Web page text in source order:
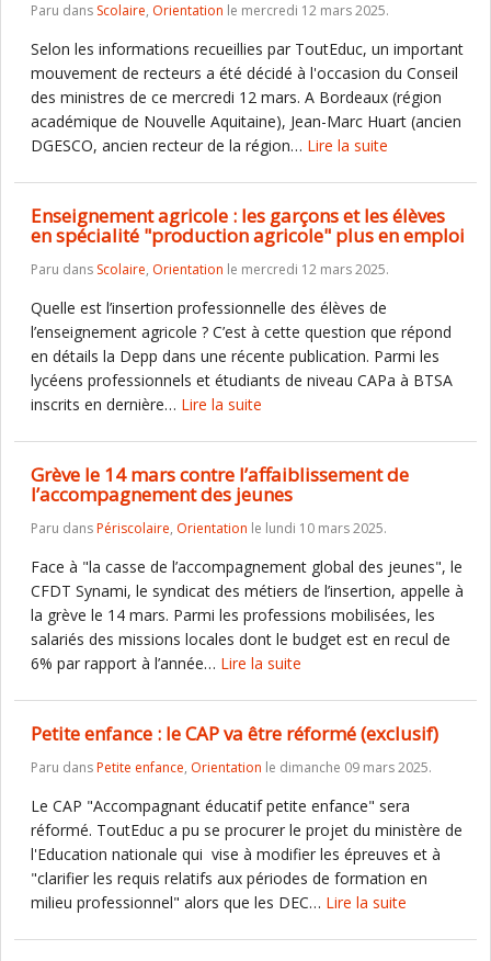
Paru dans Scolaire, Orientation le mercredi 12 mars 2025.
Selon les informations recueillies par ToutEduc, un important
mouvement de recteurs a été décidé à l'occasion du Conseil
des ministres de ce mercredi 12 mars. A Bordeaux (région
académique de Nouvelle Aquitaine), Jean-Marc Huart (ancien
DGESCO, ancien recteur de la région… Lire la suite
Enseignement agricole : les garçons et les élèves
en spécialité "production agricole" plus en emploi
Paru dans Scolaire, Orientation le mercredi 12 mars 2025.
Quelle est l’insertion professionnelle des élèves de
l’enseignement agricole ? C’est à cette question que répond
en détails la Depp dans une récente publication. Parmi les
lycéens professionnels et étudiants de niveau CAPa à BTSA
inscrits en dernière… Lire la suite
Grève le 14 mars contre l’affaiblissement de
l’accompagnement des jeunes
Paru dansPériscolaire, Orientation le lundi 10 mars 2025.
Face à "la casse de l’accompagnement global des jeunes", le
CFDT Synami, le syndicat des métiers de l’insertion, appelle à
la grève le 14 mars. Parmi les professions mobilisées, les
salariés des missions locales dont le budget est en recul de
6% par rapport à l’année… Lire la suite
Petite enfance : le CAP va être réformé (exclusif)
Paru dansPetite enfance, Orientation le dimanche 09 mars 2025.
Le CAP "Accompagnant éducatif petite enfance" sera
réformé. ToutEduc a pu se procurer le projet du ministère de
l'Education nationale qui vise à modifier les épreuves et à
"clarifier les requis relatifs aux périodes de formation en
milieu professionnel" alors que les DEC… Lire la suite